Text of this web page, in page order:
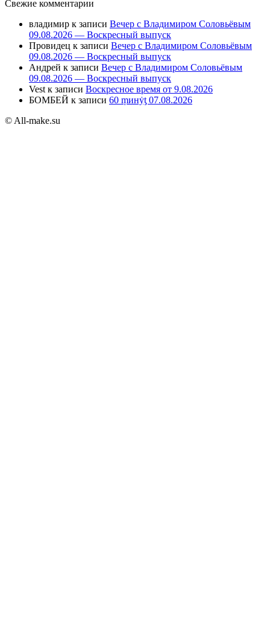
Свежие комментарии
владимир к записи Вечер с Владимиром Соловьёвым
09.08.2026 — Воскресный выпуск
Провидец к записи Вечер с Владимиром Соловьёвым
09.08.2026 — Воскресный выпуск
Андрей к записи Вечер с Владимиром Соловьёвым
09.08.2026 — Воскресный выпуск
Vest к записи Воскресное время от 9.08.2026
БОМБЕЙ к записи 60 ṃинẏƫ 07.08.2026
© All-make.su